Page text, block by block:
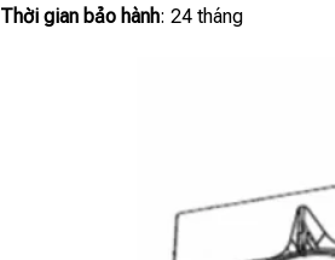
Thời gian bảo hành: 24 tháng